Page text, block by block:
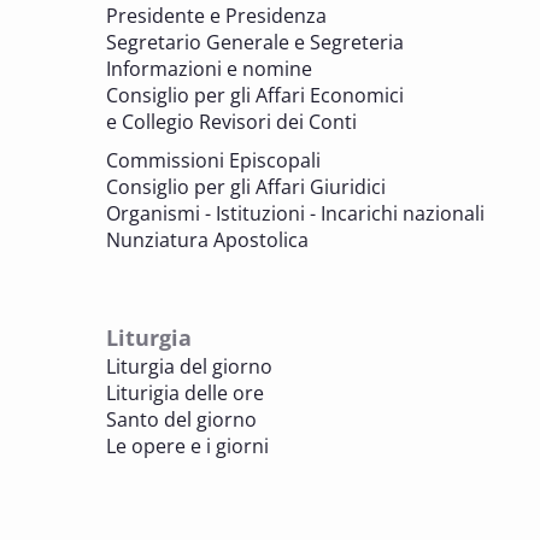
valorizzazione del patrimonio
BENI CULTURALI E EDILIZIA DI CULTO
7 OTTOBRE 2025
Consulta nazionale Beni culturali e Edilizia
di culto
BENI CULTURALI E EDILIZIA DI CULTO
sezione Edilizia di culto
BENI CULTURALI E EDILIZIA DI CULTO
8 OTTOBRE 2025
Incontro online dei Direttori diocesani,
Presidente e Presidenza
Segretario Generale e Segreteria
Informazioni e nomine
Consiglio per gli Affari Economici
e Collegio Revisori dei Conti
Commissioni Episcopali
Consiglio per gli Affari Giuridici
Organismi - Istituzioni - Incarichi nazionali
Nunziatura Apostolica
Liturgia
Liturgia del giorno
Liturigia delle ore
Santo del giorno
Le opere e i giorni